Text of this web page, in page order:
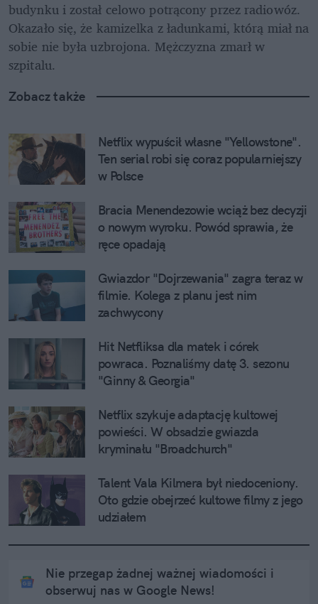
budynku i został celowo potrącony przez radiowóz.
Okazało się, że kamizelka z ładunkami, którą miał na
sobie nie była uzbrojona. Mężczyzna zmarł w
szpitalu.
Zobacz także
Netflix wypuścił własne "Yellowstone".
Ten serial robi się coraz popularniejszy
w Polsce
Bracia Menendezowie wciąż bez decyzji
o nowym wyroku. Powód sprawia, że
ręce opadają
Gwiazdor "Dojrzewania" zagra teraz w
filmie. Kolega z planu jest nim
zachwycony
Hit Netfliksa dla matek i córek
powraca. Poznaliśmy datę 3. sezonu
"Ginny & Georgia"
Netflix szykuje adaptację kultowej
powieści. W obsadzie gwiazda
kryminału "Broadchurch"
Talent Vala Kilmera był niedoceniony.
Oto gdzie obejrzeć kultowe filmy z jego
udziałem
Nie przegap żadnej ważnej wiadomości i
obserwuj nas w Google News!